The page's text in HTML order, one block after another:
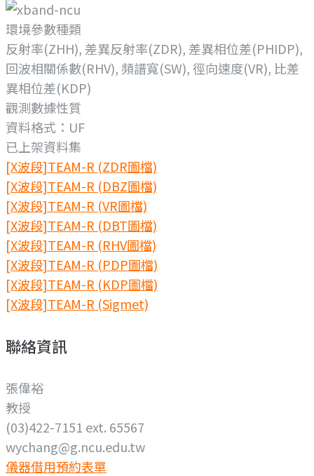
環境參數種類
反射率(ZHH), 差異反射率(ZDR), 差異相位差(PHIDP),
回波相關係數(RHV), 頻譜寬(SW), 徑向速度(VR), 比差
異相位差(KDP)
觀測數據性質
資料格式：UF
已上架資料集
[X波段]TEAM-R (ZDR圖檔)
[X波段]TEAM-R (DBZ圖檔)
[X波段]TEAM-R (VR圖檔)
[X波段]TEAM-R (DBT圖檔)
[X波段]TEAM-R (RHV圖檔)
[X波段]TEAM-R (PDP圖檔)
[X波段]TEAM-R (KDP圖檔)
[X波段]TEAM-R (Sigmet)
聯絡資訊
張偉裕
教授
(03)422-7151 ext. 65567
wychang@g.ncu.edu.tw
儀器借用預約表單